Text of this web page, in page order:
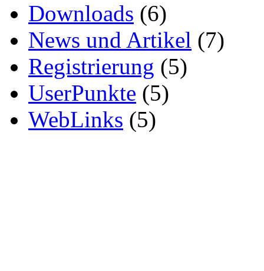
Downloads (6)
News und Artikel (7)
Registrierung (5)
UserPunkte (5)
WebLinks (5)